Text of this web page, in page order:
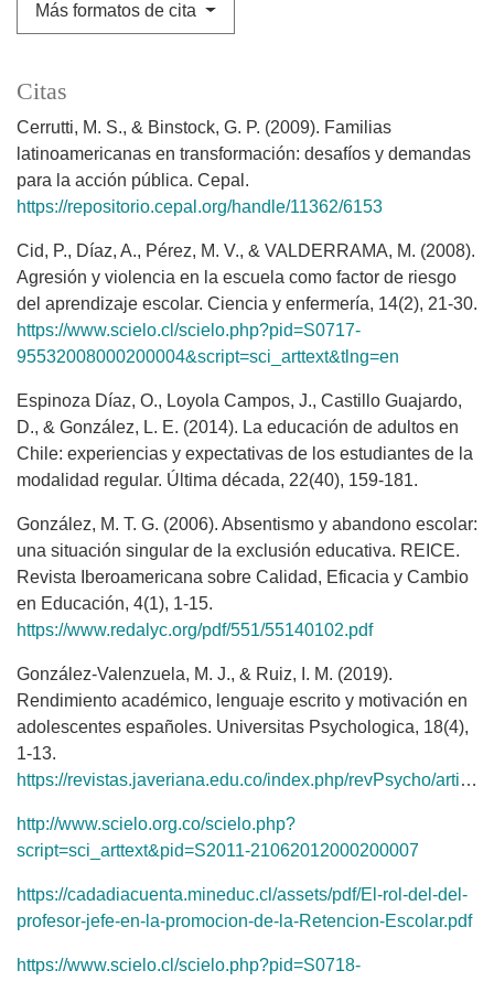
Más formatos de cita
Citas
Cerrutti, M. S., & Binstock, G. P. (2009). Familias
latinoamericanas en transformación: desafíos y demandas
para la acción pública. Cepal.
https://repositorio.cepal.org/handle/11362/6153
Cid, P., Díaz, A., Pérez, M. V., & VALDERRAMA, M. (2008).
Agresión y violencia en la escuela como factor de riesgo
del aprendizaje escolar. Ciencia y enfermería, 14(2), 21-30.
https://www.scielo.cl/scielo.php?pid=S0717-
95532008000200004&script=sci_arttext&tlng=en
Espinoza Díaz, O., Loyola Campos, J., Castillo Guajardo,
D., & González, L. E. (2014). La educación de adultos en
Chile: experiencias y expectativas de los estudiantes de la
modalidad regular. Última década, 22(40), 159-181.
González, M. T. G. (2006). Absentismo y abandono escolar:
una situación singular de la exclusión educativa. REICE.
Revista Iberoamericana sobre Calidad, Eficacia y Cambio
en Educación, 4(1), 1-15.
https://www.redalyc.org/pdf/551/55140102.pdf
González-Valenzuela, M. J., & Ruiz, I. M. (2019).
Rendimiento académico, lenguaje escrito y motivación en
adolescentes españoles. Universitas Psychologica, 18(4),
1-13.
https://revistas.javeriana.edu.co/index.php/revPsycho/article/view/21944/23617
http://www.scielo.org.co/scielo.php?
script=sci_arttext&pid=S2011-21062012000200007
https://cadadiacuenta.mineduc.cl/assets/pdf/El-rol-del-del-
profesor-jefe-en-la-promocion-de-la-Retencion-Escolar.pdf
https://www.scielo.cl/scielo.php?pid=S0718-